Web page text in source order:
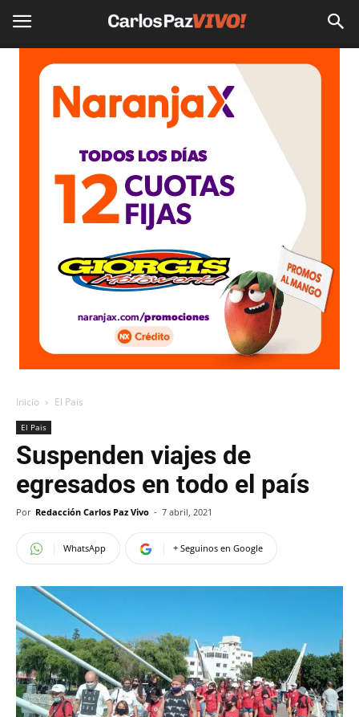
Inicio El Pais
El Pais
Suspenden viajes de
egresados en todo el país
Por Redacción Carlos Paz Vivo - 7 abril, 2021
WhatsApp + Seguinos en Google